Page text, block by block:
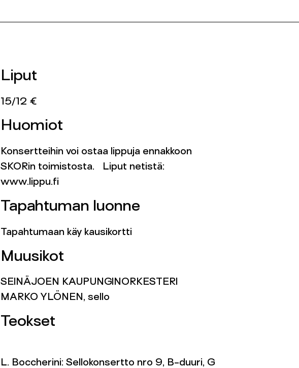
Liput
15/12 €
Huomiot
Konsertteihin voi ostaa lippuja ennakkoon
SKORin toimistosta. Liput netistä:
www.lippu.fi
Tapahtuman luonne
Tapahtumaan käy kausikortti
Muusikot
SEINÄJOEN KAUPUNGINORKESTERI
MARKO YLÖNEN, sello
Teokset
L. Boccherini: Sellokonsertto nro 9, B-duuri, G